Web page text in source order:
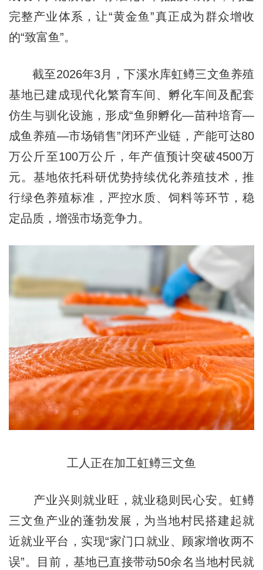
完整产业体系，让“黄金鱼”真正成为群众增收
的“致富鱼”。
截至2026年3月，下溪水库虹鳟三文鱼养殖
基地已建成现代化繁育车间、孵化车间及配套
仿生与驯化设施，形成“鱼卵孵化—苗种培育—
成鱼养殖—市场销售”闭环产业链，产能可达80
万公斤至100万公斤，年产值预计突破4500万
元。基地依托科研优势持续优化养殖技术，推
行绿色养殖标准，严控水质、饲料等环节，稳
定品质，增强市场竞争力。
工人正在加工虹鳟三文鱼
产业兴则就业旺，就业稳则民心安。虹鳟
三文鱼产业的蓬勃发展，为当地村民搭建起就
近就业平台，实现“家门口就业、顾家增收两不
误”。目前，基地已直接带动50余名当地村民就